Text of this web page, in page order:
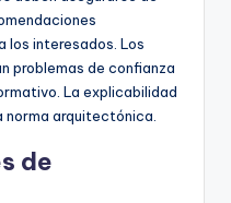
los interesados. Los
problemas de confianza
La explicabilidad
arquitectónica.
de